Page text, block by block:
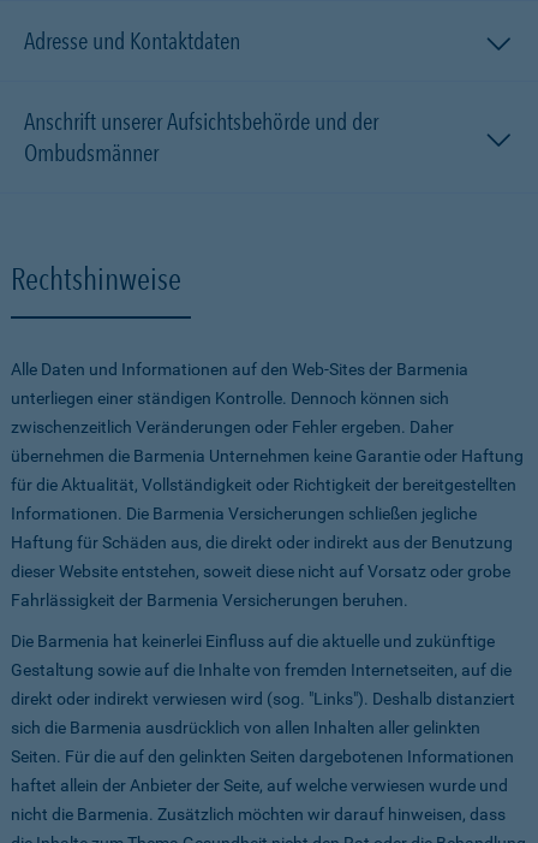
Adresse und Kontaktdaten
Anschrift unserer Aufsichtsbehörde und der
Ombudsmänner
Rechtshinweise
Alle Daten und Informationen auf den Web-Sites der Barmenia
unterliegen einer ständigen Kontrolle. Dennoch können sich
zwischenzeitlich Veränderungen oder Fehler ergeben. Daher
übernehmen die Barmenia Unternehmen keine Garantie oder Haftung
für die Aktualität, Vollständigkeit oder Richtigkeit der bereitgestellten
Informationen. Die Barmenia Versicherungen schließen jegliche
Haftung für Schäden aus, die direkt oder indirekt aus der Benutzung
dieser Website entstehen, soweit diese nicht auf Vorsatz oder grobe
Fahrlässigkeit der Barmenia Versicherungen beruhen.
Die Barmenia hat keinerlei Einfluss auf die aktuelle und zukünftige
Gestaltung sowie auf die Inhalte von fremden Internetseiten, auf die
direkt oder indirekt verwiesen wird (sog. "Links"). Deshalb distanziert
sich die Barmenia ausdrücklich von allen Inhalten aller gelinkten
Seiten. Für die auf den gelinkten Seiten dargebotenen Informationen
haftet allein der Anbieter der Seite, auf welche verwiesen wurde und
nicht die Barmenia. Zusätzlich möchten wir darauf hinweisen, dass